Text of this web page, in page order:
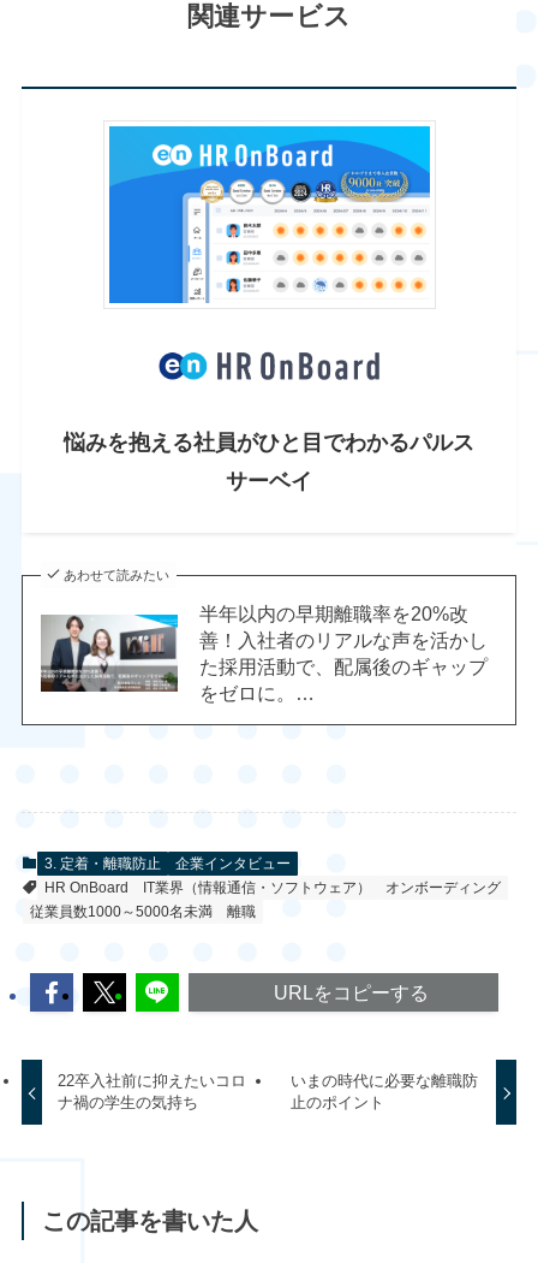
関連サービス
悩みを抱える社員がひと目でわかるパルス
サーベイ
あわせて読みたい
半年以内の早期離職率を20%改
善！入社者のリアルな声を活かし
た採用活動で、配属後のギャップ
をゼロに。…
3. 定着・離職防止
企業インタビュー
HR OnBoard
IT業界（情報通信・ソフトウェア）
オンボーディング
従業員数1000～5000名未満
離職
URLをコピーする
22卒入社前に抑えたいコロ
ナ禍の学生の気持ち
いまの時代に必要な離職防
止のポイント
この記事を書いた人